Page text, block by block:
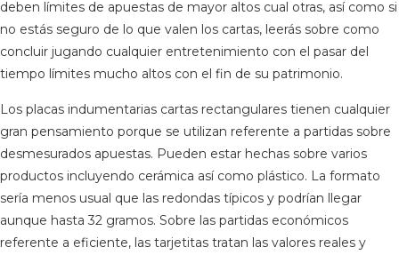
deben límites de apuestas de mayor altos cual otras, así­ como si
no estás seguro de lo que valen los cartas, leerás sobre como
concluir jugando cualquier entretenimiento con el pasar del
tiempo límites mucho altos con el fin de su patrimonio.
Los placas indumentarias cartas rectangulares tienen cualquier
gran pensamiento porque se utilizan referente a partidas sobre
desmesurados apuestas. Pueden estar hechas sobre varios
productos incluyendo cerámica así­ como plástico. La formato
serí­a menos usual que las redondas tí­picos y podrían llegar
aunque hasta 32 gramos. Sobre las partidas económicos
referente a eficiente, las tarjetitas tratan las valores reales y